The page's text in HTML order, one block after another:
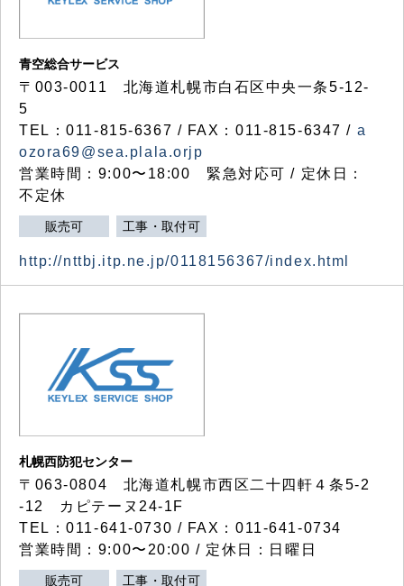
青空総合サービス
〒003-0011 北海道札幌市白石区中央一条5-12-
5
TEL：011-815-6367 / FAX：011-815-6347 / a
ozora69@sea.plala.orjp
営業時間：9:00〜18:00 緊急対応可 / 定休日：
不定休
販売可 工事・取付可
http://nttbj.itp.ne.jp/0118156367/index.html
札幌西防犯センター
〒063-0804 北海道札幌市西区二十四軒４条5-2
-12 カピテーヌ24-1F
TEL：011-641-0730 / FAX：011-641-0734
営業時間：9:00〜20:00 / 定休日：日曜日
販売可 工事・取付可